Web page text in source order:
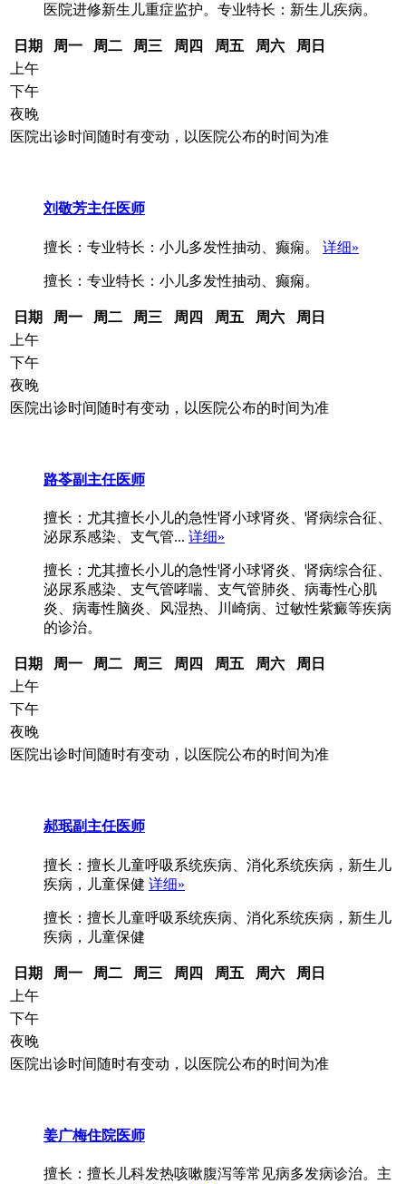
医院进修新生儿重症监护。专业特长：新生儿疾病。
日期 周一 周二 周三 周四 周五 周六
周日
上午
下午
夜晚
医院出诊时间随时有变动，以医院公布的时间为准
刘敬芳主任医师
擅长：专业特长：小儿多发性抽动、癫痫。 详细»
擅长：专业特长：小儿多发性抽动、癫痫。
日期 周一 周二 周三 周四 周五 周六
周日
上午
下午
夜晚
医院出诊时间随时有变动，以医院公布的时间为准
路苓副主任医师
擅长：尤其擅长小儿的急性肾小球肾炎、肾病综合征、
泌尿系感染、支气管... 详细»
擅长：尤其擅长小儿的急性肾小球肾炎、肾病综合征、
泌尿系感染、支气管哮喘、支气管肺炎、病毒性心肌
炎、病毒性脑炎、风湿热、川崎病、过敏性紫癜等疾病
的诊治。
日期 周一 周二 周三 周四 周五 周六
周日
上午
下午
夜晚
医院出诊时间随时有变动，以医院公布的时间为准
郝珉副主任医师
擅长：擅长儿童呼吸系统疾病、消化系统疾病，新生儿
疾病，儿童保健 详细»
擅长：擅长儿童呼吸系统疾病、消化系统疾病，新生儿
疾病，儿童保健
日期 周一 周二 周三 周四 周五 周六
周日
上午
下午
夜晚
医院出诊时间随时有变动，以医院公布的时间为准
姜广梅住院医师
擅长：擅长儿科发热咳嗽腹泻等常见病多发病诊治。主